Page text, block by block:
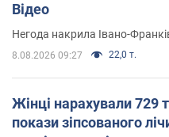
Відео
Негода накрила Івано-
8.08.2026 09:27 22,0 т.
Жінці нарахували 729
покази зіпсованого